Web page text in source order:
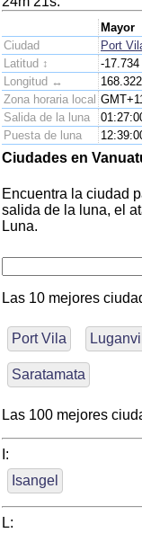
Mayor
Ciudad
Port
Latitud ↕
-17.734
Longitud ↔
168.322
Zona horaria local
Salida de la luna
Puesta de luna
Ciudades en
Encuentra la ciudad
salida de la luna, el
Luna.
Las 10 mejores
Port Vila
Saratamata
Las 100 mejores
I:
Isangel
L: